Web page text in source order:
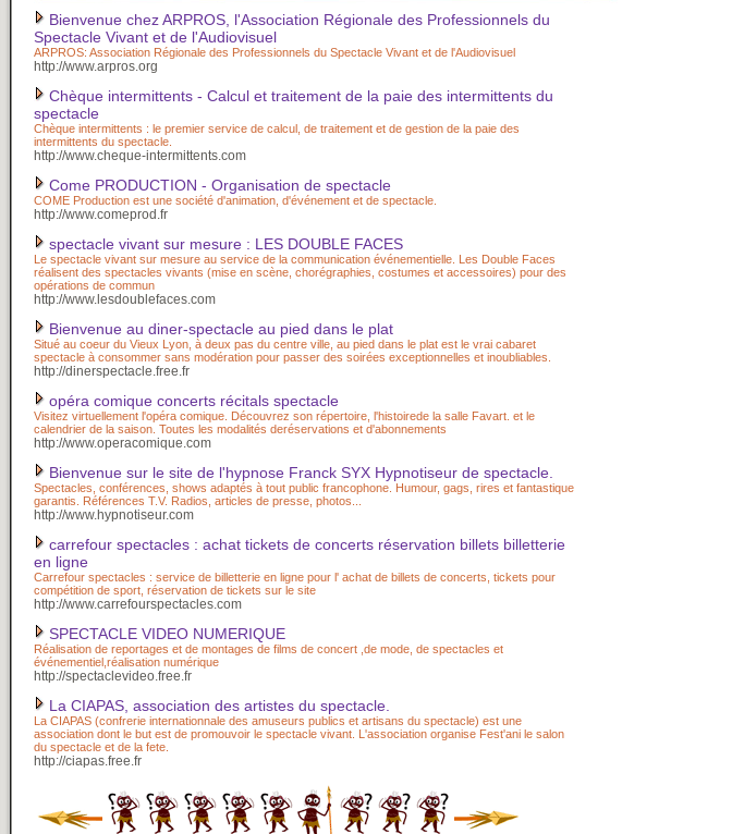
Bienvenue chez ARPROS, l'Association Régionale des Professionnels du
Spectacle Vivant et de l'Audiovisuel
ARPROS: Association Régionale des Professionnels du Spectacle Vivant et de l'Audiovisuel
http://www.arpros.org
Chèque intermittents - Calcul et traitement de la paie des intermittents du
spectacle
Chèque intermittents : le premier service de calcul, de traitement et de gestion de la paie des
intermittents du spectacle.
http://www.cheque-intermittents.com
Come PRODUCTION - Organisation de spectacle
COME Production est une société d'animation, d'événement et de spectacle.
http://www.comeprod.fr
spectacle vivant sur mesure : LES DOUBLE FACES
Le spectacle vivant sur mesure au service de la communication événementielle. Les Double Faces
réalisent des spectacles vivants (mise en scène, chorégraphies, costumes et accessoires) pour des
opérations de commun
http://www.lesdoublefaces.com
Bienvenue au diner-spectacle au pied dans le plat
Situé au coeur du Vieux Lyon, à deux pas du centre ville, au pied dans le plat est le vrai cabaret
spectacle à consommer sans modération pour passer des soirées exceptionnelles et inoubliables.
http://dinerspectacle.free.fr
opéra comique concerts récitals spectacle
Visitez virtuellement l'opéra comique. Découvrez son répertoire, l'histoirede la salle Favart. et le
calendrier de la saison. Toutes les modalités deréservations et d'abonnements
http://www.operacomique.com
Bienvenue sur le site de l'hypnose Franck SYX Hypnotiseur de spectacle.
Spectacles, conférences, shows adaptés à tout public francophone. Humour, gags, rires et fantastique
garantis. Références T.V. Radios, articles de presse, photos...
http://www.hypnotiseur.com
carrefour spectacles : achat tickets de concerts réservation billets billetterie
en ligne
Carrefour spectacles : service de billetterie en ligne pour l' achat de billets de concerts, tickets pour
compétition de sport, réservation de tickets sur le site
http://www.carrefourspectacles.com
SPECTACLE VIDEO NUMERIQUE
Réalisation de reportages et de montages de films de concert ,de mode, de spectacles et
événementiel,réalisation numérique
http://spectaclevideo.free.fr
La CIAPAS, association des artistes du spectacle.
La CIAPAS (confrerie internationnale des amuseurs publics et artisans du spectacle) est une
association dont le but est de promouvoir le spectacle vivant. L'association organise Fest'ani le salon
du spectacle et de la fete.
http://ciapas.free.fr